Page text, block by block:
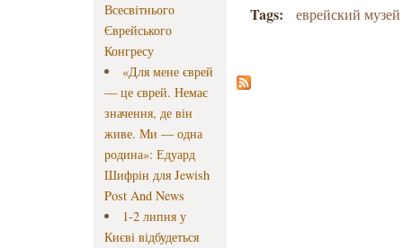
Всесвітнього
Єврейського
Конгресу
«Для мене єврей
— це єврей. Немає
значення, де він
живе. Ми — одна
родина»: Едуард
Шифрін для Jewish
Post And News
1-2 липня у
Києві відбудеться
Tags: еврейский